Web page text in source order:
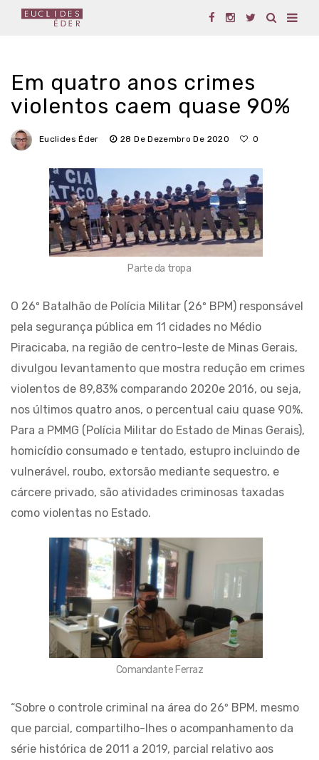
Em quatro anos crimes
violentos caem quase 90%
Euclides Éder 28 De Dezembro De 2020 0
Parte da tropa
O 26º Batalhão de Polícia Militar (26º BPM) responsável
pela segurança pública em 11 cidades no Médio
Piracicaba, na região de centro-leste de Minas Gerais,
divulgou levantamento que mostra redução em crimes
violentos de 89,83% comparando 2020e 2016, ou seja,
nos últimos quatro anos, o percentual caiu quase 90%.
Para a PMMG (Polícia Militar do Estado de Minas Gerais),
homicídio consumado e tentado, estupro incluindo de
vulnerável, roubo, extorsão mediante sequestro, e
cárcere privado, são atividades criminosas taxadas
como violentas no Estado.
Comandante Ferraz
“Sobre o controle criminal na área do 26º BPM, mesmo
que parcial, compartilho-lhes o acompanhamento da
série histórica de 2011 a 2019, parcial relativo aos